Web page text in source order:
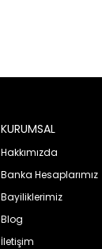
KURUMSAL
Hakkımızda
Banka Hesaplarımız
Bayiliklerimiz
Blog
İletişim